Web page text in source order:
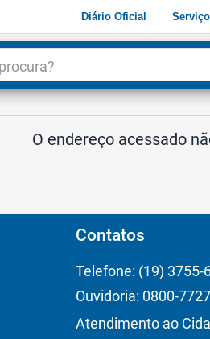
Diário Oficial
O endereço acessado
Contatos
Telefone: (19) 3755-
Ouvidoria: 0800-
Atendimento ao